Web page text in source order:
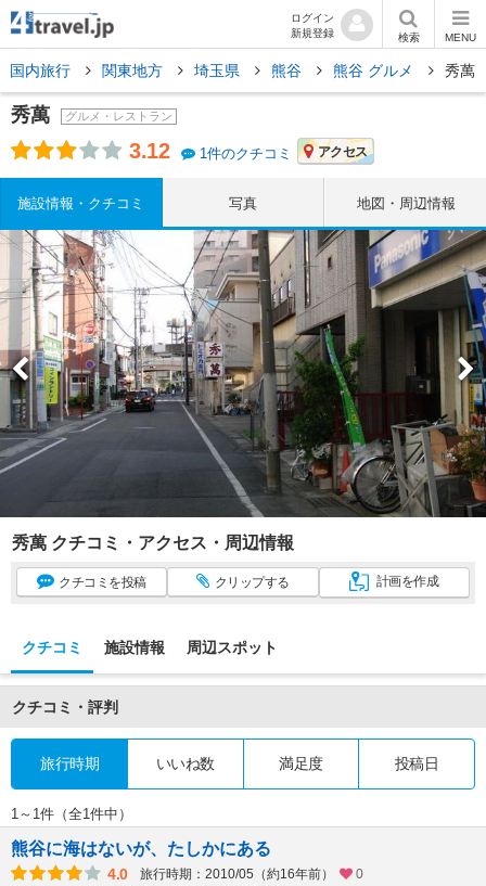
ログイン
新規登録
検索 MENU
国内旅行 関東地方 埼玉県 熊谷 熊谷 グルメ 秀萬
秀萬 グルメ・レストラン
3.12 1件のクチコミ アクセス
施設情報・クチコミ 写真 地図・周辺情報
秀萬 クチコミ・アクセス・周辺情報
クチコミ を投稿 クリップする 計画を作成
クチコミ 施設情報 周辺スポット
クチコミ・評判
旅行時期 いいね数 満足度 投稿日
1～1件（全1件中）
熊谷に海はないが、たしかにある
4.0 旅行時期：2010/05（約16年前）
0